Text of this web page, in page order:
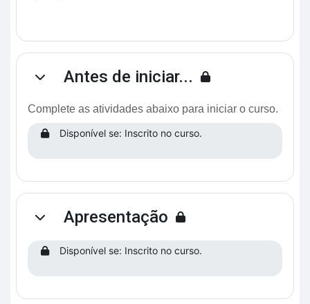
ContrairAntes de iniciar...
Complete as atividades abaixo para iniciar o curso.
Disponível se: Inscrito no curso.
ContrairApresentação
Disponível se: Inscrito no curso.